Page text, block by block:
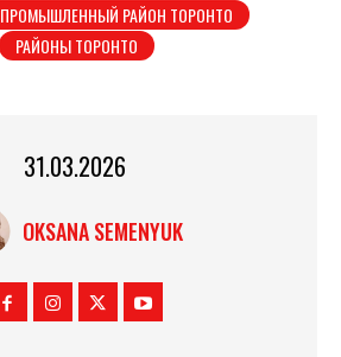
ПРОМЫШЛЕННЫЙ РАЙОН ТОРОНТО
РАЙОНЫ ТОРОНТО
31.03.2026
OKSANA SEMENYUK